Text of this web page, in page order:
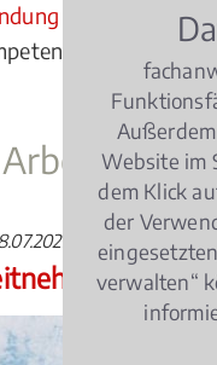
nicht
Berater
achten
Website im
dem Klick
der
verwalten“